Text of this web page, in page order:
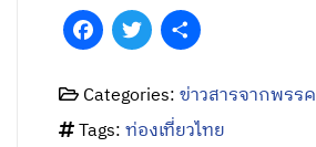
FacebookTwitter
Categories:ข่าวสารจากพรรค
Tags:ท่องเที่ยวไทย